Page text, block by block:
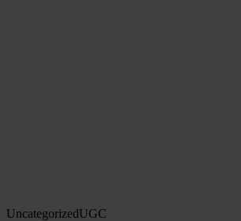
UncategorizedUGC